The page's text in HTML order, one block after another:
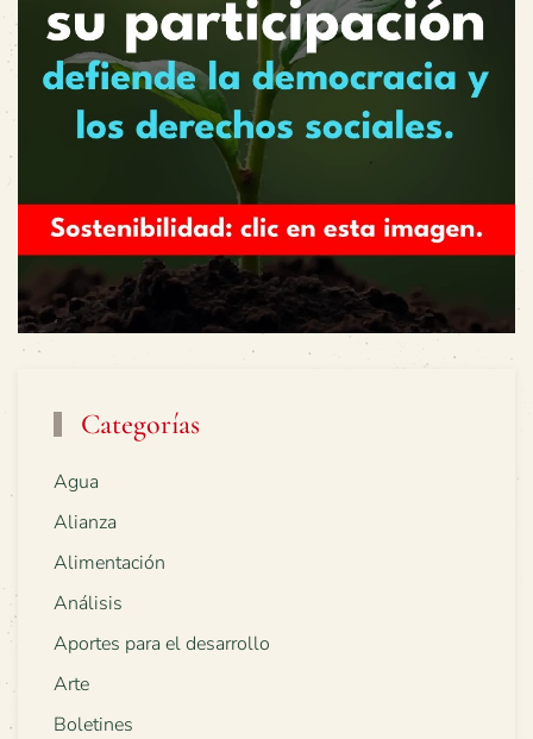
Categorías
Agua
Alianza
Alimentación
Análisis
Aportes para el desarrollo
Arte
Boletines